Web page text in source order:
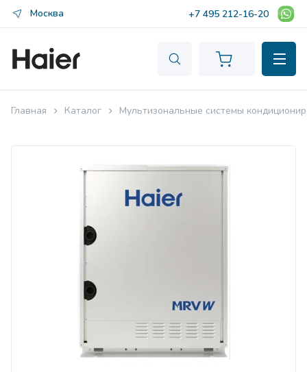
Москва +7 495 212-16-20
Главная Каталог Мультизональные системы